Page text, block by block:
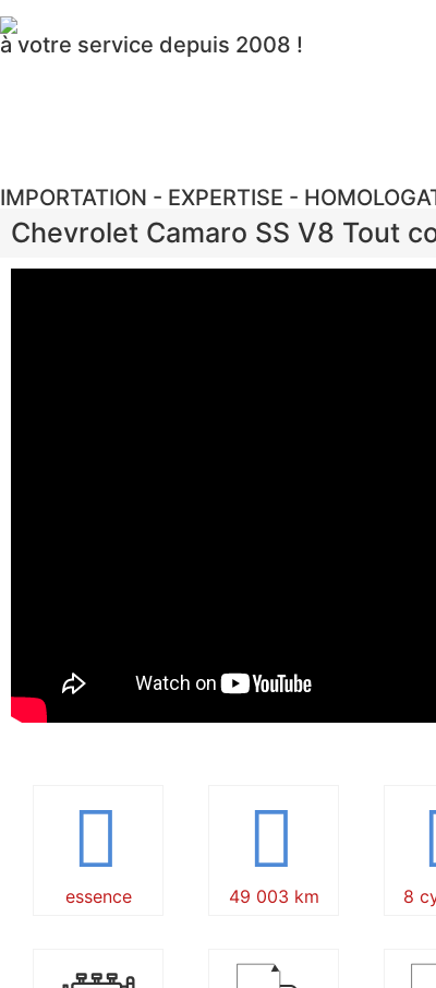
à votre service depuis 2008 !
IMPORTATION - EXPERTISE -
Chevrolet Camaro SS V8 Tout
essence 49 003 km 8